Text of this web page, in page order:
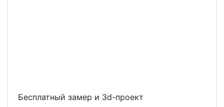
Бесплатный замер и 3d-проект